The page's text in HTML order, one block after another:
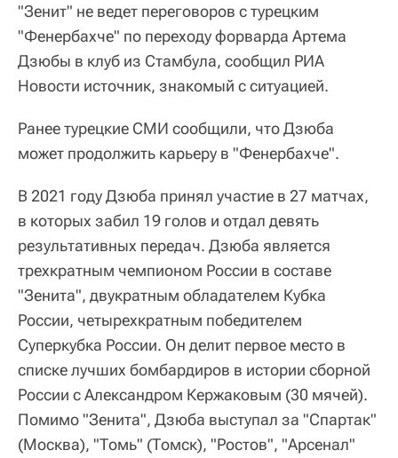
"Зенит" не ведет переговоров с турецким
"Фенербахче" по переходу форварда Артема
Дзюбы в клуб из Стамбула, сообщил РИА
Новости источник, знакомый с ситуацией.
Ранее турецкие СМИ сообщили, что Дзюба
может продолжить карьеру в "Фенербахче".
В 2021 году Дзюба принял участие в 27 матчах,
в которых забил 19 голов и отдал девять
результативных передач. Дзюба является
трехкратным чемпионом России в составе
"Зенита", двукратным обладателем Кубка
России, четырехкратным победителем
Суперкубка России. Он делит первое место в
списке лучших бомбардиров в истории сборной
России с Александром Кержаковым (30 мячей).
Помимо "Зенита", Дзюба выступал за "Спартак"
(Москва), "Томь" (Томск), "Ростов", "Арсенал"